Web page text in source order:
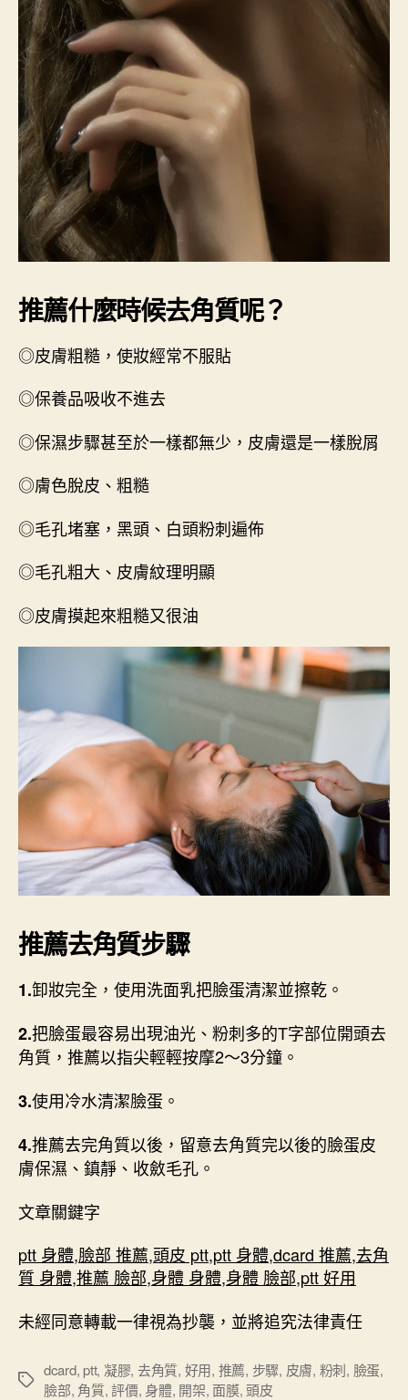
推薦什麼時候去角質呢？
◎皮膚粗糙，使妝經常不服貼
◎保養品吸收不進去
◎保濕步驟甚至於一樣都無少，皮膚還是一樣脫屑
◎膚色脫皮、粗糙
◎毛孔堵塞，黑頭、白頭粉刺遍佈
◎毛孔粗大、皮膚紋理明顯
◎皮膚摸起來粗糙又很油
推薦去角質步驟
1.卸妝完全，使用洗面乳把臉蛋清潔並擦乾。
2.把臉蛋最容易出現油光、粉刺多的T字部位開頭去
角質，推薦以指尖輕輕按摩2～3分鐘。
3.使用冷水清潔臉蛋。
4.推薦去完角質以後，留意去角質完以後的臉蛋皮
膚保濕、鎮靜、收斂毛孔。
文章關鍵字
ptt 身體,臉部 推薦,頭皮 ptt,ptt 身體,dcard 推薦,去角
質 身體,推薦 臉部,身體 身體,身體 臉部,ptt 好用
未經同意轉載一律視為抄襲，並將追究法律責任
標
dcard,ptt, 凝膠, 去角質, 好用, 推薦, 步驟, 皮膚, 粉刺, 臉蛋,
臉部, 角質,評價, 身體, 開架, 面膜,頭皮